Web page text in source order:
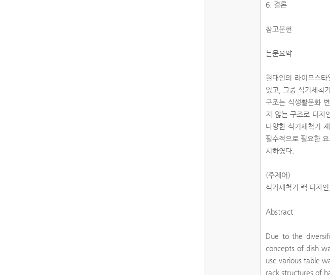
6. 결론
참고문헌
논문요약
현대인의 라이프스
있고, 그중 식기세척
구조는 식생활문화
지 않는 구조로 디자
다양한 식기세척기
필수적으로 필요한
시하였다.
(주제어)
식기세척기 랙 디자
Abstract
Due to the
concepts of dish
use various table
rack structures of